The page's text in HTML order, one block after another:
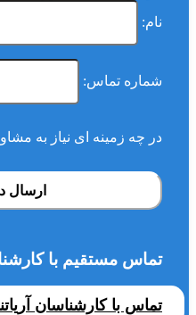
نام:
شماره تماس:
در چه زمینه ای نیاز به
ارسال
تماس مستقیم با
تماس با کارشناسان